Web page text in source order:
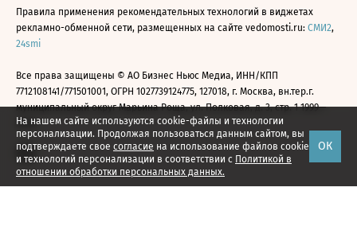
На нашем сайте используются cookie-файлы и технологии
персонализации. Продолжая пользоваться данным сайтом, вы
подтверждаете свое согласие на использование файлов cookie
и технологий персонализации в соответствии с Политикой в
отношении обработки персональных данных.
ОК
Правила применения рекомендательных технологий в виджетах
рекламно-обменной сети, размещенных на сайте vedomosti.ru: СМИ2,
24smi
Все права защищены © АО Бизнес Ньюс Медиа, ИНН/КПП
7712108141/771501001, ОГРН 1027739124775, 127018, г. Москва, вн.тер.г.
муниципальный округ Марьина Роща, ул. Полковая, д. 3, стр. 1 1999—
2026